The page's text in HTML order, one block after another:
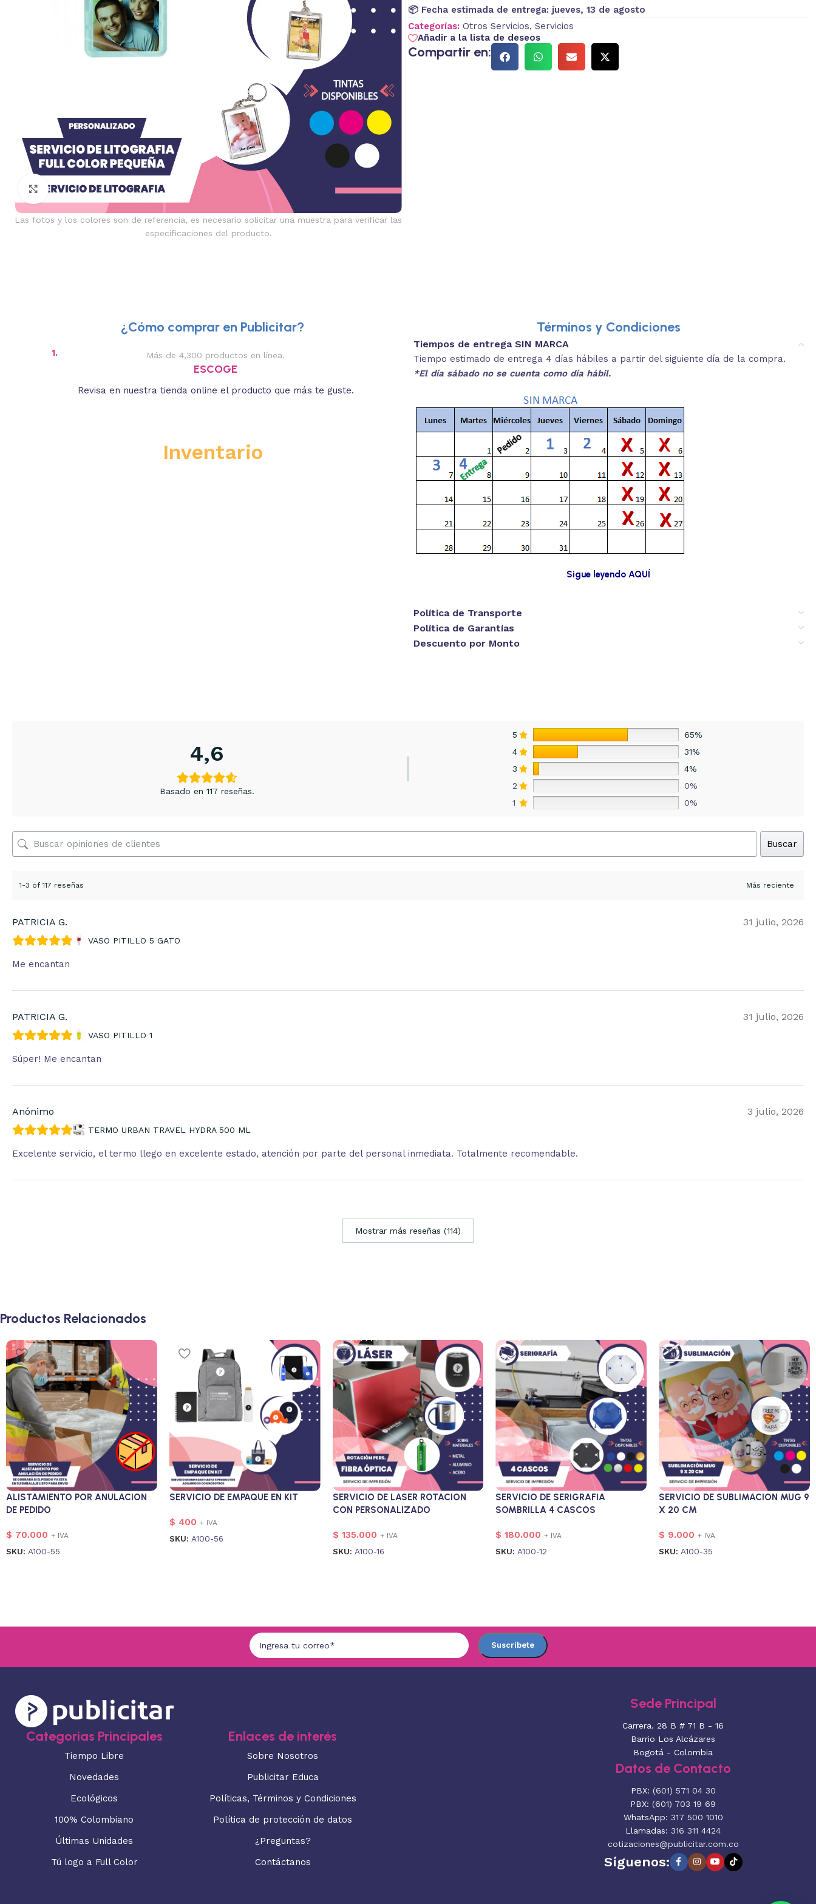
Clic para ampliar
Las fotos y los colores son de referencia, es necesario solicitar una muestra para verificar las
especificaciones del producto.
📦 Fecha estimada de entrega: jueves, 13 de agosto
Categorías: Otros Servicios, Servicios
Añadir a la lista de deseos
Compartir en:
¿Cómo comprar en Publicitar?
1. Más de 4,300 productos en línea.
ESCOGE
Revisa en nuestra tienda online el producto que más te guste.
Descripciones breves y medidas aproximadas.
REVISA
estás buscando.
3.
Inventario
Términos y Condiciones
Tiempos de entrega SIN MARCA
Tiempo estimado de entrega 4 días hábiles a partir del siguiente día de la compra.
*El día sábado no se cuenta como día hábil.
Sigue leyendo AQUÍ
Política de Transporte
Política de Garantías
Descuento por Monto
4,6
Basado en 117 reseñas.
5
65%
4
31%
3
4%
2
0%
1
0%
Buscar
1-3 of 117 reseñas
PATRICIA G. 31 julio, 2026
VASO PITILLO 5 GATO
Me encantan
PATRICIA G. 31 julio, 2026
VASO PITILLO 1
Súper! Me encantan
Anónimo 3 julio, 2026
TERMO URBAN TRAVEL HYDRA 500 ML
Excelente servicio, el termo llego en excelente estado, atención por parte del personal inmediata. Totalmente recomendable.
Mostrar más reseñas (114)
Productos Relacionados
ALISTAMIENTO POR ANULACION
DE PEDIDO
$ 70.000 + IVA
SKU: A100-55
SERVICIO DE EMPAQUE EN KIT
$ 400 + IVA
SKU: A100-56
SERVICIO DE LASER ROTACION
CON PERSONALIZADO
$ 135.000 + IVA
SKU: A100-16
SERVICIO DE SERIGRAFIA
SOMBRILLA 4 CASCOS
$ 180.000 + IVA
SKU: A100-12
SERVICIO DE SUBLIMACION MUG 9
X 20 CM
$ 9.000 + IVA
SKU: A100-35
Categorias Principales
Tiempo Libre
Novedades
Ecológicos
100% Colombiano
Últimas Unidades
Tú logo a Full Color
Enlaces de interés
Sobre Nosotros
Publicitar Educa
Políticas, Términos y Condiciones
Política de protección de datos
¿Preguntas?
Contáctanos
Sede Principal
Carrera. 28 B # 71 B - 16
Barrio Los Alcázares
Bogotá - Colombia
Datos de Contacto
PBX: (601) 571 04 30
PBX: (601) 703 19 69
WhatsApp: 317 500 1010
Llamadas:316 311 4424
cotizaciones@publicitar.com.co
Síguenos: